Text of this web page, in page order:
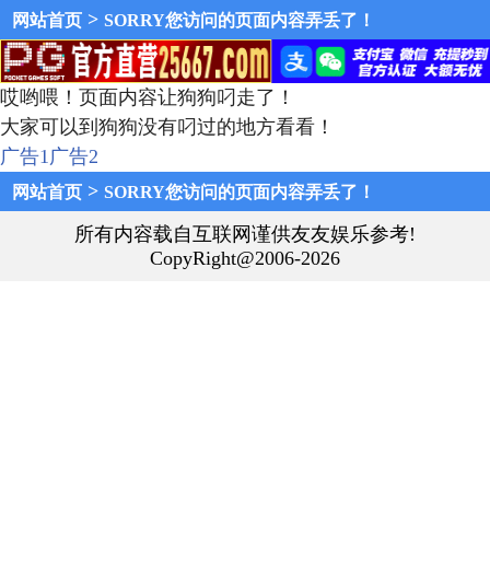
网站首页 > SORRY您访问的页面内容弄丢了！
哎哟喂！页面内容让狗狗叼走了！
大家可以到狗狗没有叼过的地方看看！
广告1广告2
网站首页 > SORRY您访问的页面内容弄丢了！
所有内容载自互联网谨供友友娱乐参考!
CopyRight@2006-2026